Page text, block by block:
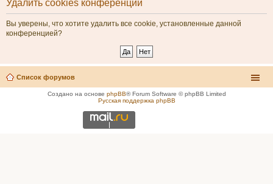
Удалить cookies конференции
Вы уверены, что хотите удалить все cookie, установленные данной
конференцией?
Список форумов
Создано на основе phpBB® Forum Software © phpBB Limited
Русская поддержка phpBB